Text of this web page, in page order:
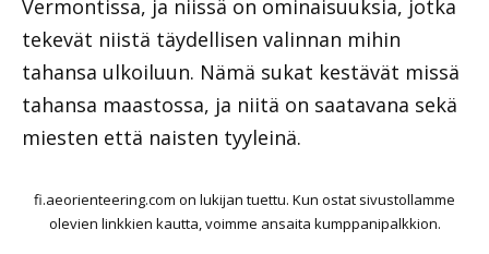
Vermontissa, ja niissä on ominaisuuksia, jotka
tekevät niistä täydellisen valinnan mihin
tahansa ulkoiluun. Nämä sukat kestävät missä
tahansa maastossa, ja niitä on saatavana sekä
miesten että naisten tyyleinä.
fi.aeorienteering.com on lukijan tuettu. Kun ostat sivustollamme
olevien linkkien kautta, voimme ansaita kumppanipalkkion.